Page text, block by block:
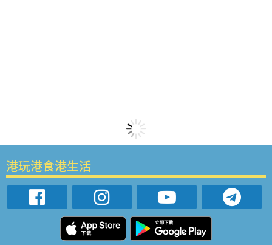
港玩港食港生活